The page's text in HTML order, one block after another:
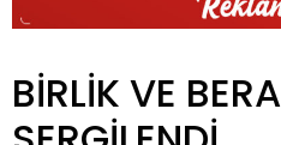
BİRLİK VE